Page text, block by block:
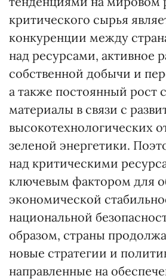
критического сырья
конкуренции между
над ресурсами, активное
собственной добычи и
а также постоянный рост
материалы в связи с
высокотехнологических
зеленой энергетики.
над критическими
ключевым фактором для
экономической
национальной
образом, страны
новые стратегии и
направленные на